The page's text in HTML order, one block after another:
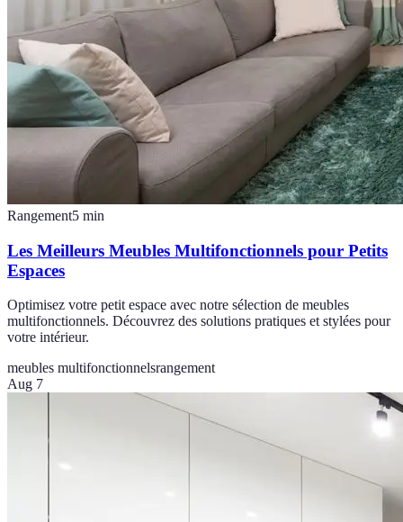
Rangement5 min
Les Meilleurs Meubles Multifonctionnels pour Petits
Espaces
Optimisez votre petit espace avec notre sélection de meubles
multifonctionnels. Découvrez des solutions pratiques et stylées pour
votre intérieur.
meubles multifonctionnelsrangement
Aug 7